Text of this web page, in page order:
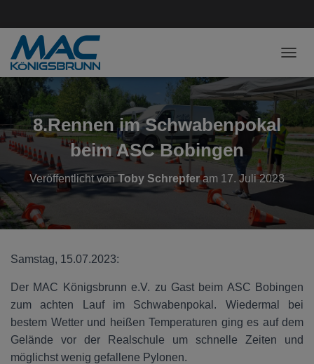
8.Rennen im Schwabenpokal
beim ASC Bobingen
Veröffentlicht von Toby Schrepferam 17. Juli 2023
Samstag, 15.07.2023:
Der MAC Königsbrunn e.V. zu Gast beim ASC Bobingen
zum achten Lauf im Schwabenpokal. Wiedermal bei
bestem Wetter und heißen Temperaturen ging es auf dem
Gelände vor der Realschule um schnelle Zeiten und
möglichst wenig gefallene Pylonen.